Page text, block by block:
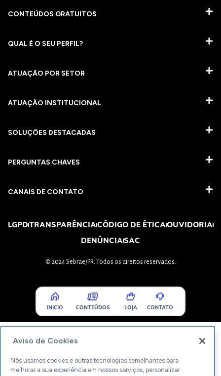
CONTEÚDOS GRATUITOS
QUAL É O SEU PERFIL?
ATUAÇÃO POR SETOR
ATUAÇÃO INSTITUCIONAL
SOLUÇÕES DESTACADAS
PERGUNTAS CHAVES​
CANAIS DE CONTATO
LGPDTRANSPARÊNCIACÓDIGO DE ÉTICAOUVIDORIA
DENÚNCIASAC
© 2024 Sebrae/PR. Todos os direitos reservados.
INICIO CONTEÚDOS LOJA CONTATO
Aviso de Cookies
Nós usamos cookies e outras tecnologias semelhantes para
melhorar a sua experiência em nossos serviços, personalizar